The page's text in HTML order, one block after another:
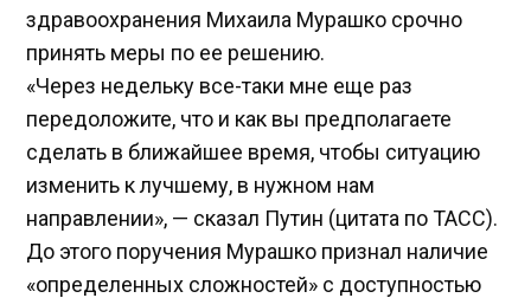
здравоохранения Михаила Мурашко срочно
принять меры по ее решению.
«Через недельку все-таки мне еще раз
передоложите, что и как вы предполагаете
сделать в ближайшее время, чтобы ситуацию
изменить к лучшему, в нужном нам
направлении», — сказал Путин (цитата по ТАСС).
До этого поручения Мурашко признал наличие
«определенных сложностей» с доступностью